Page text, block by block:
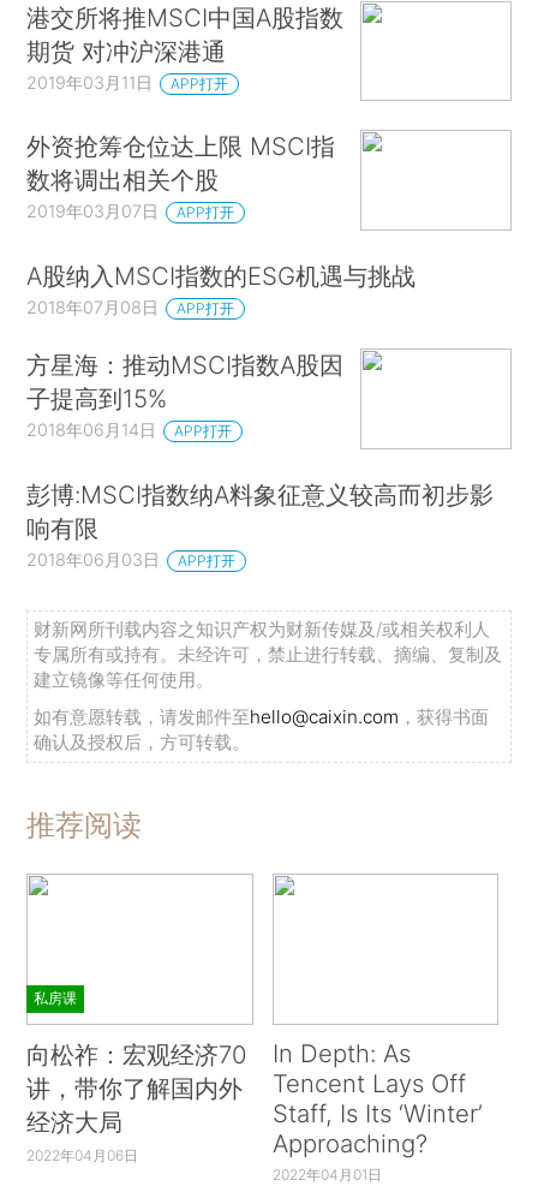
港交所将推MSCI中国A股指数
期货 对冲沪深港通
2019年03月11日 APP打开
外资抢筹仓位达上限 MSCI指
数将调出相关个股
2019年03月07日 APP打开
A股纳入MSCI指数的ESG机遇与挑战
2018年07月08日 APP打开
方星海：推动MSCI指数A股因
子提高到15%
2018年06月14日 APP打开
彭博:MSCI指数纳A料象征意义较高而初步影
响有限
2018年06月03日 APP打开
财新网所刊载内容之知识产权为财新传媒及/或相关权利人
专属所有或持有。未经许可，禁止进行转载、摘编、复制及
建立镜像等任何使用。
如有意愿转载，请发邮件至hello@caixin.com ，获得书面
确认及授权后，方可转载。
推荐阅读
私房课
向松祚：宏观经济70
讲，带你了解国内外
经济大局
2022年04月06日
In Depth: As
Tencent Lays Off
Staff, Is Its ‘Winter’
Approaching?
2022年04月01日